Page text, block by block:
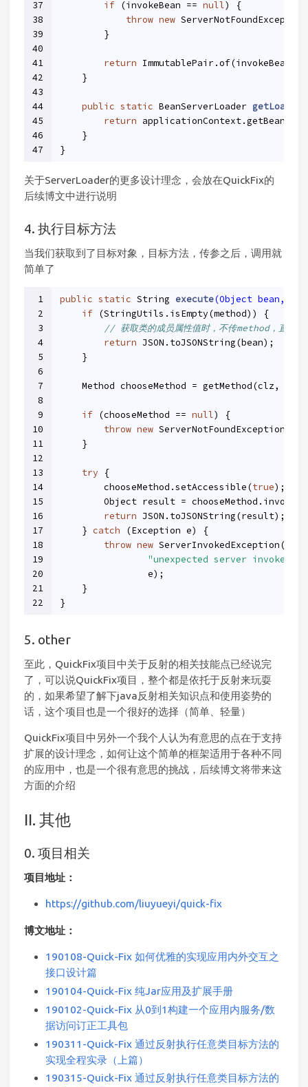
37
38
39
40
41
42
43
44
45
46
47
if (invokeBean == null) {
throw new
        }
return ImmutablePair.of(invokeBean,
    }
public static BeanServerLoader getLoader
return
    }
}
关于ServerLoader的更多设计理念，会放在QuickFix的
后续博文中进行说明
4. 执行目标方法
当我们获取到了目标对象，目标方法，传参之后，调用就
简单了
1
2
3
4
5
6
7
8
9
10
11
12
13
14
15
16
17
18
19
20
21
22
public static String execute(Object bean,
if (StringUtils.isEmpty(method)) {
// 获取类的成员属性值时，不传method，直接返
return JSON.toJSONString(bean);
    }
Method chooseMethod = getMethod(clz,
if (chooseMethod == null) {
throw new ServerNotFoundException(
    }
try {
        chooseMethod.setAccessible(
true);
Object result =
return JSON.toJSONString(result);
    }
catch (Exception e) {
throw new ServerInvokedException(
"unexpected server invoked "
                e);
    }
}
5. other
至此，QuickFix项目中关于反射的相关技能点已经说完
了，可以说QuickFix项目，整个都是依托于反射来玩耍
的，如果希望了解下java反射相关知识点和使用姿势的
话，这个项目也是一个很好的选择（简单、轻量）
QuickFix项目中另外一个我个人认为有意思的点在于支持
扩展的设计理念，如何让这个简单的框架适用于各种不同
的应用中，也是一个很有意思的挑战，后续博文将带来这
方面的介绍
II. 其他
0. 项目相关
项目地址：
https://github.com/liuyueyi/quick-fix
博文地址：
190108-Quick-Fix 如何优雅的实现应用内外交互之
接口设计篇
190104-Quick-Fix 纯Jar应用及扩展手册
190102-Quick-Fix 从0到1构建一个应用内服务/数
据访问订正工具包
190311-Quick-Fix 通过反射执行任意类目标方法的
实现全程实录（上篇）
190315-Quick-Fix 通过反射执行任意类目标方法的